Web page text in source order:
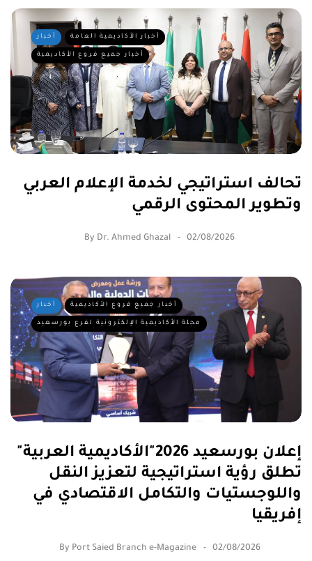
أخبار أخبار الأكاديمية العامة
أخبار جميع فروع الأكاديمية
تحالف استراتيجي لخدمة الإعلام العربي
وتطوير المحتوى الرقمي
By Dr. Ahmed Ghazal 02/08/2026
أخبار أخبار جميع فروع الأكاديمية
مجلة الأكاديمية الإلكترونية لفرع بورسعيد
إعلان بورسعيد 2026"الأكاديمية العربية"
تطلق رؤية استراتيجية لتعزيز النقل
واللوجستيات والتكامل الاقتصادي في
إفريقيا
By Port Saied Branch e-Magazine 02/08/2026